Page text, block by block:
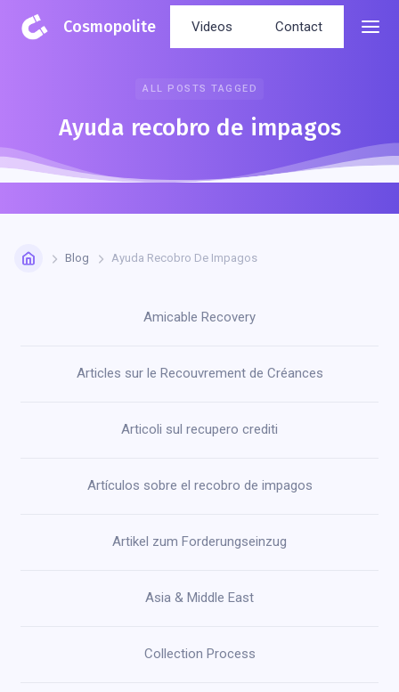
Cosmopolite Videos Contact
ALL POSTS TAGGED
Ayuda recobro de impagos
Blog Ayuda Recobro De Impagos
Amicable Recovery
Articles sur le Recouvrement de Créances
Articoli sul recupero crediti
Artículos sobre el recobro de impagos
Artikel zum Forderungseinzug
Asia & Middle East
Collection Process